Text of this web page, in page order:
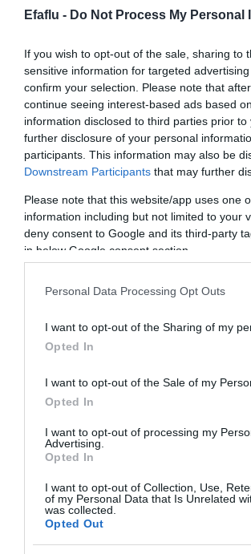
Efaflu - Do Not Process My Personal
If you wish to opt-out of the sale, sharing
sensitive information for targeted
confirm your selection. Please note that
continue seeing interest-based ads based
information disclosed to third parties prior
further disclosure of your personal
participants. This information may also be
Downstream Participants that may further
Please note that this website/app uses one
information including but not limited to your
deny consent to Google and its third-party
in below Google consent section.
Personal Data Processing Opt Outs
I want to opt-out of the Sharing of my
Opted In
I want to opt-out of the Sale of my
Opted In
I want to opt-out of processing my
Advertising.
Opted In
I want to opt-out of Collection, Use,
of my Personal Data that Is Unrelated
was collected.
Opted Out